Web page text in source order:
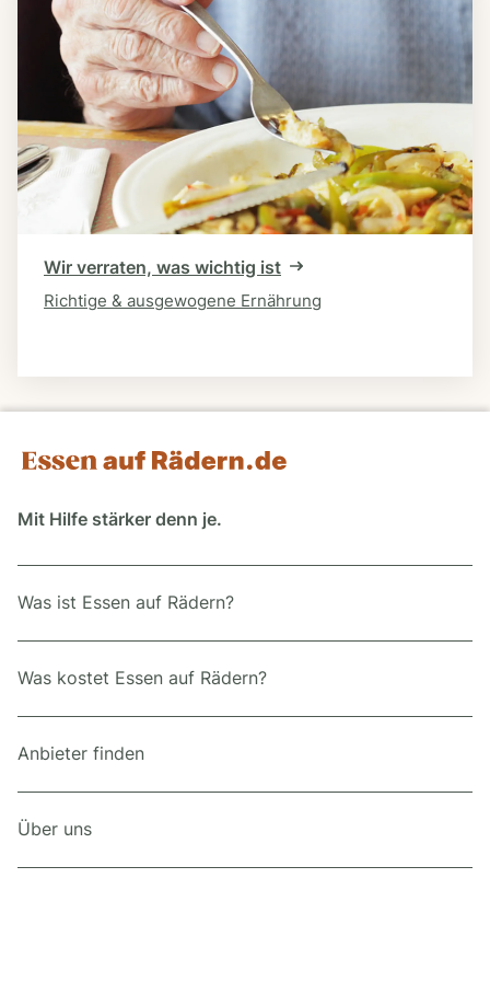
Wir verraten, was wichtig ist
Richtige & ausgewogene Ernährung
Mit Hilfe stärker denn je.
Was ist Essen auf Rädern?
Was kostet Essen auf Rädern?
Anbieter finden
Über uns